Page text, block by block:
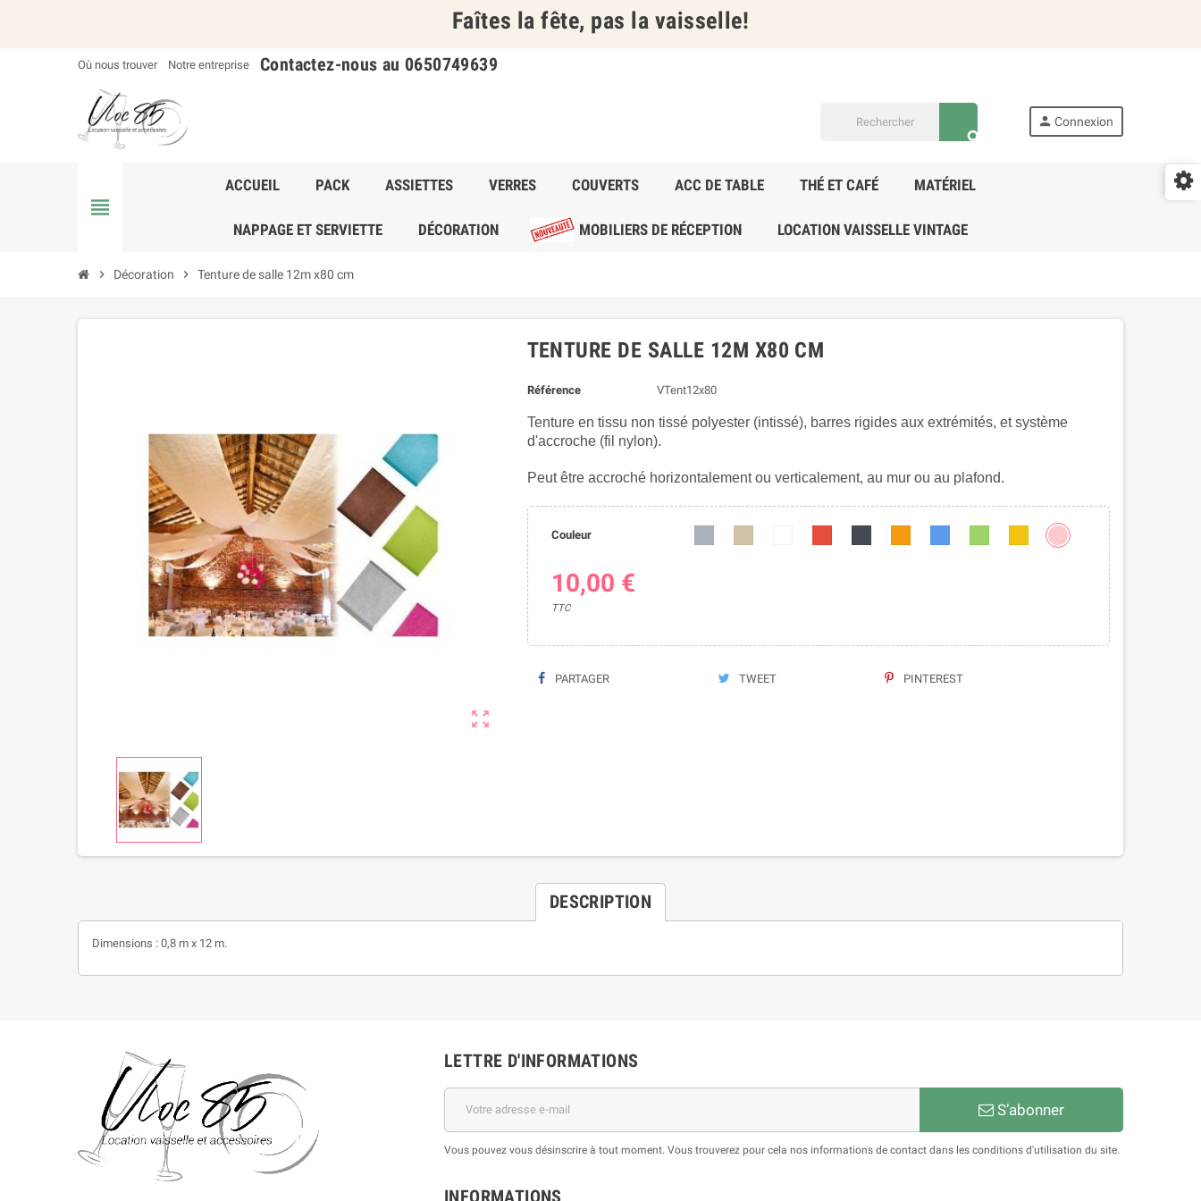
Faîtes la fête, pas la vaisselle!
Où nous trouver Notre entreprise Contactez-nous au 0650749639
search
person Connexion
view_headline
ACCUEIL PACK ASSIETTES VERRES COUVERTS ACC DE TABLE THÉ ET CAFÉ MATÉRIEL
NAPPAGE ET SERVIETTE DÉCORATION MOBILIERS DE RÉCEPTION LOCATION VAISSELLE VINTAGE
chevron_right Décoration chevron_right Tenture de salle 12m x80 cm
zoom_out_map
TENTURE DE SALLE 12M X80 CM
Référence VTent12x80
Tenture en tissu non tissé polyester (intissé), barres rigides aux extrémités, et système
d'accroche (fil nylon).
Peut être accroché horizontalement ou verticalement, au mur ou au plafond.
Couleur
10,00 €
TTC
PARTAGER TWEET PINTEREST
DESCRIPTION
Dimensions : 0,8 m x 12 m.
LETTRE D'INFORMATIONS
S’abonner
Vous pouvez vous désinscrire à tout moment. Vous trouverez pour cela nos informations de contact dans les conditions d'utilisation du site.
INFORMATIONS